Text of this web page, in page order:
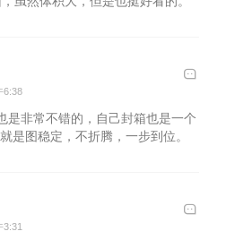
6:38
是非常不错的，自己封箱也是一个
是图稳定，不折腾，一步到位。
3:31